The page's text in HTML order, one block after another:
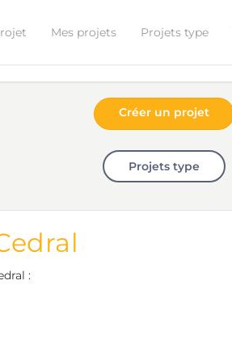
Mes projets Projets type
Créer un projet
Projets type
: